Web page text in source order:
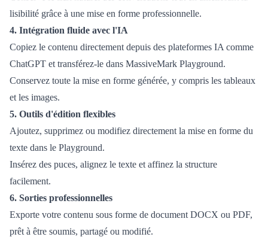
lisibilité grâce à une mise en forme professionnelle.
4. Intégration fluide avec l'IA
Copiez le contenu directement depuis des plateformes IA comme
ChatGPT et transférez-le dans MassiveMark Playground.
Conservez toute la mise en forme générée, y compris les tableaux
et les images.
5. Outils d'édition flexibles
Ajoutez, supprimez ou modifiez directement la mise en forme du
texte dans le Playground.
Insérez des puces, alignez le texte et affinez la structure
facilement.
6. Sorties professionnelles
Exporte votre contenu sous forme de document DOCX ou PDF,
prêt à être soumis, partagé ou modifié.